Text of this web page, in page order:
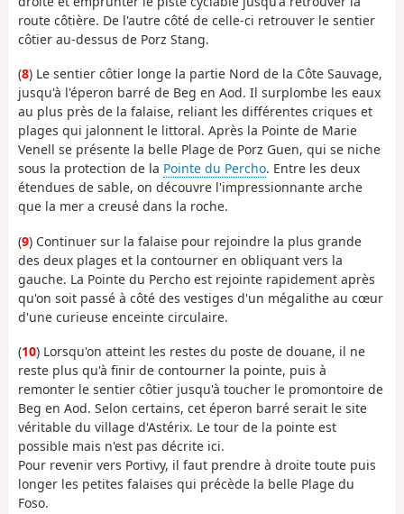
route côtière. De l'autre côté de celle-ci retrouver le sentier
côtier au-dessus de Porz Stang.
(8) Le sentier côtier longe la partie Nord de la Côte Sauvage,
jusqu'à l'éperon barré de Beg en Aod. Il surplombe les eaux
au plus près de la falaise, reliant les différentes criques et
plages qui jalonnent le littoral. Après la Pointe de Marie
Venell se présente la belle Plage de Porz Guen, qui se niche
sous la protection de la Pointe du Percho. Entre les deux
étendues de sable, on découvre l'impressionnante arche
que la mer a creusé dans la roche.
(9) Continuer sur la falaise pour rejoindre la plus grande
des deux plages et la contourner en obliquant vers la
gauche. La Pointe du Percho est rejointe rapidement après
qu'on soit passé à côté des vestiges d'un mégalithe au cœur
d'une curieuse enceinte circulaire.
(10) Lorsqu'on atteint les restes du poste de douane, il ne
reste plus qu'à finir de contourner la pointe, puis à
remonter le sentier côtier jusqu'à toucher le promontoire de
Beg en Aod. Selon certains, cet éperon barré serait le site
véritable du village d'Astérix. Le tour de la pointe est
possible mais n'est pas décrite ici.
Pour revenir vers Portivy, il faut prendre à droite toute puis
longer les petites falaises qui précède la belle Plage du
Foso.